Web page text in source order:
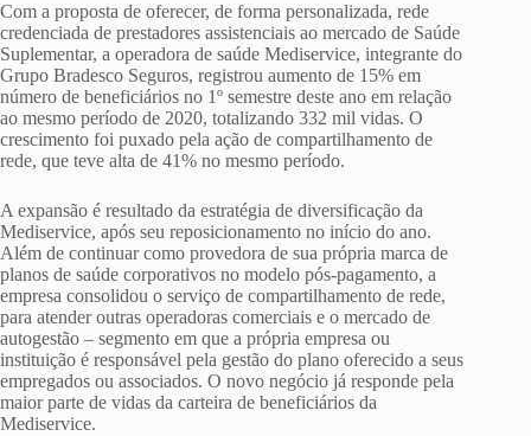
Com a proposta de oferecer, de forma personalizada, rede
credenciada de prestadores assistenciais ao mercado de Saúde
Suplementar, a operadora de saúde Mediservice, integrante do
Grupo Bradesco Seguros, registrou aumento de 15% em
número de beneficiários no 1º semestre deste ano em relação
ao mesmo período de 2020, totalizando 332 mil vidas. O
crescimento foi puxado pela ação de compartilhamento de
rede, que teve alta de 41% no mesmo período.
A expansão é resultado da estratégia de diversificação da
Mediservice, após seu reposicionamento no início do ano.
Além de continuar como provedora de sua própria marca de
planos de saúde corporativos no modelo pós-pagamento, a
empresa consolidou o serviço de compartilhamento de rede,
para atender outras operadoras comerciais e o mercado de
autogestão – segmento em que a própria empresa ou
instituição é responsável pela gestão do plano oferecido a seus
empregados ou associados. O novo negócio já responde pela
maior parte de vidas da carteira de beneficiários da
Mediservice.